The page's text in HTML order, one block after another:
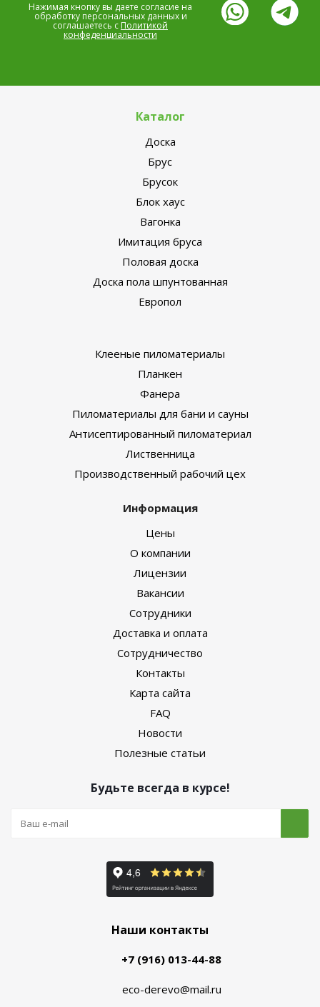
Нажимая кнопку вы даете согласие на
обработку персональных данных и
соглашаетесь с Политикой
конфеденциальности
Каталог
Доска
Брус
Брусок
Блок хаус
Вагонка
Имитация бруса
Половая доска
Доска пола шпунтованная
Европол
Клееные пиломатериалы
Планкен
Фанера
Пиломатериалы для бани и сауны
Антисептированный пиломатериал
Лиственница
Производственный рабочий цех
Информация
Цены
О компании
Лицензии
Вакансии
Сотрудники
Доставка и оплата
Сотрудничество
Контакты
Карта сайта
FAQ
Новости
Полезные статьи
Будьте всегда в курсе!
Наши контакты
+7 (916) 013-44-88
eco-derevo@mail.ru